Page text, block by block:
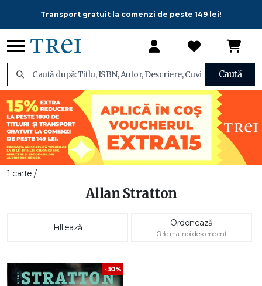
Transport gratuit la comenzi de peste 149 lei!
Caută
1 carte /
Allan Stratton
Filtează Ordonează
Cele mai noi descendent
-30%